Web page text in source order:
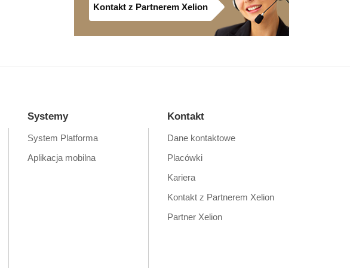
Kontakt z Partnerem Xelion
Systemy
System Platforma
Aplikacja mobilna
Kontakt
Dane kontaktowe
Placówki
Kariera
Kontakt z Partnerem Xelion
Partner Xelion